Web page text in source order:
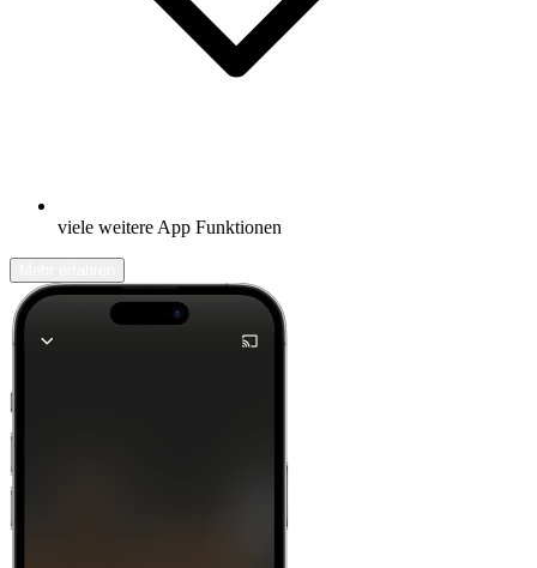
viele weitere App Funktionen